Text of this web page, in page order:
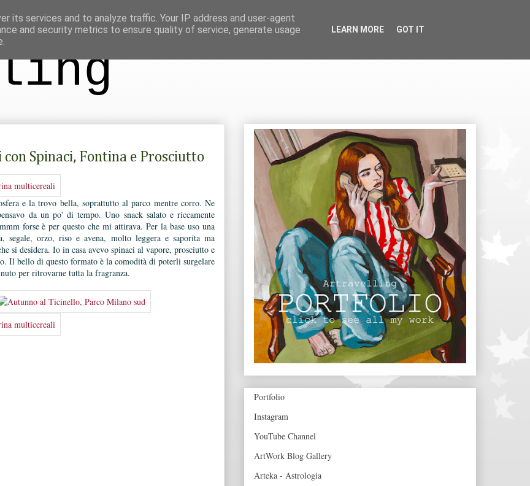
Spinaci, Fontina e Prosciutto
e la trovo bella, soprattutto al parco mentre corro. Ne
da un po' di tempo. Uno snack salato e riccamente
forse è per questo che mi attirava. Per la base uso una
segale, orzo, riso e avena, molto leggera e saporita ma
si desidera. Io in casa avevo spinaci al vapore, prosciutto e
Il bello di questo formato è la comodità di poterli surgelare
per ritrovarne tutta la fragranza.
Portfolio
Instagram
YouTube Channel
ArtWork Blog Gallery
Arteka - Astrologia
its services and to analyze traffic. Your IP address and user-agent
and security metrics to ensure quality of service, generate usage
LEARN MORE GOT IT